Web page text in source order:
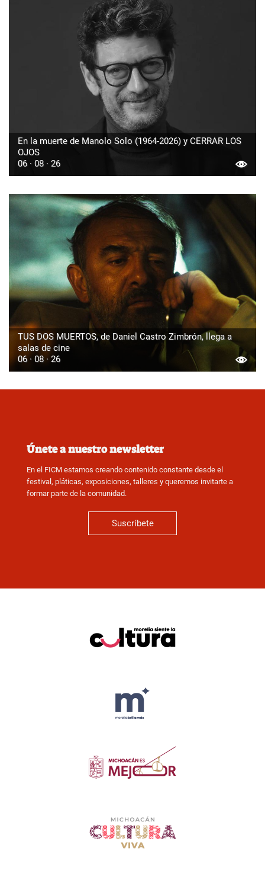
En la muerte de Manolo Solo (1964-2026) y CERRAR LOS
OJOS
06 · 08 · 26
TUS DOS MUERTOS, de Daniel Castro Zimbrón, llega a
salas de cine
06 · 08 · 26
Únete a nuestro newsletter
En el FICM estamos creando contenido constante desde el
festival, pláticas, exposiciones, talleres y queremos invitarte a
formar parte de la comunidad.
Suscríbete